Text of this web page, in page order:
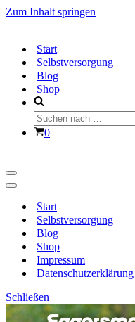
Zum Inhalt springen
Start
Selbstversorgung
Blog
Shop
Suchen
nach …
Warenkorb
0
Navigationsmenü
Navigationsmenü
Start
Selbstversorgung
Blog
Shop
Impressum
Datenschutzerklärung
Schließen